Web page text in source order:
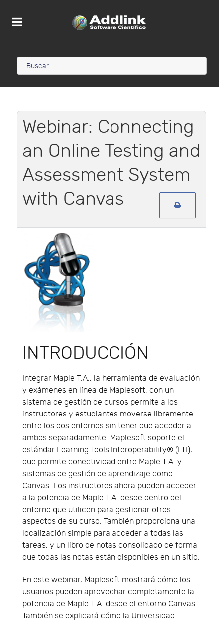
Webinar: Connecting
an Online Testing and
Assessment System
with Canvas
INTRODUCCIÓN
Integrar Maple T.A., la herramienta de evaluación
y exámenes en línea de Maplesoft, con un
sistema de gestión de cursos permite a los
instructores y estudiantes moverse libremente
entre los dos entornos sin tener que acceder a
ambos separadamente. Maplesoft soporte el
estándar Learning Tools Interoperability® (LTI),
que permite conectividad entre Maple T.A. y
sistemas de gestión de aprendizaje como
Canvas. Los instructores ahora pueden acceder
a la potencia de Maple T.A. desde dentro del
entorno que utilicen para gestionar otros
aspectos de su curso. También proporciona una
localización simple para acceder a todas las
tareas, y un libro de notas consolidado de forma
que todas las notas están disponibles en un sitio.
En este webinar, Maplesoft mostrará cómo los
usuarios pueden aprovechar completamente la
potencia de Maple T.A. desde el entorno Canvas.
También se explicará cómo la Universidad